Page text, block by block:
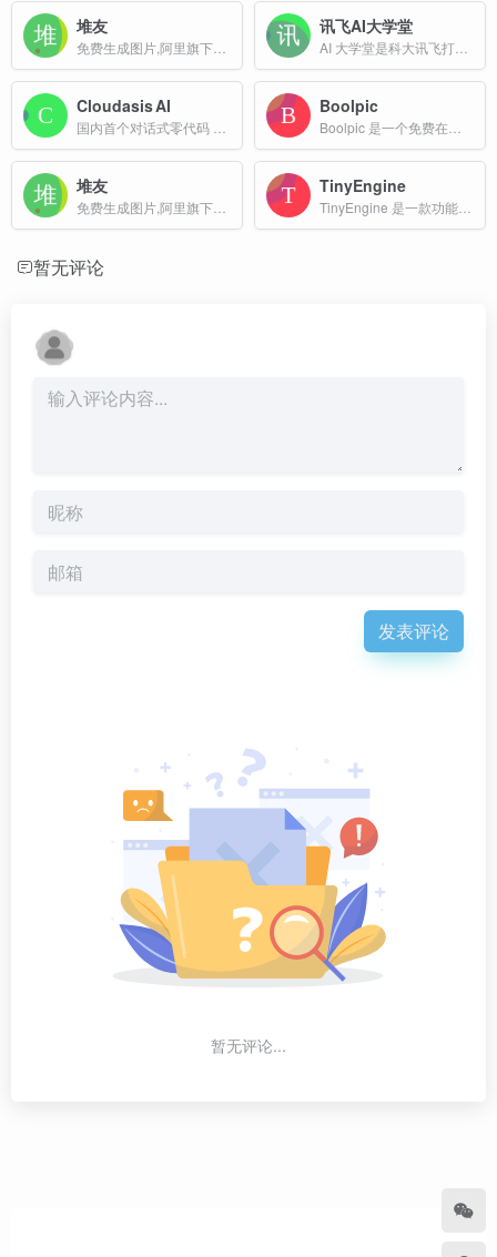
堆友 讯飞AI大学堂
Cloudasis AI Boolpic
堆友 TinyEngine
暂无评论
发表评论
暂无评论...